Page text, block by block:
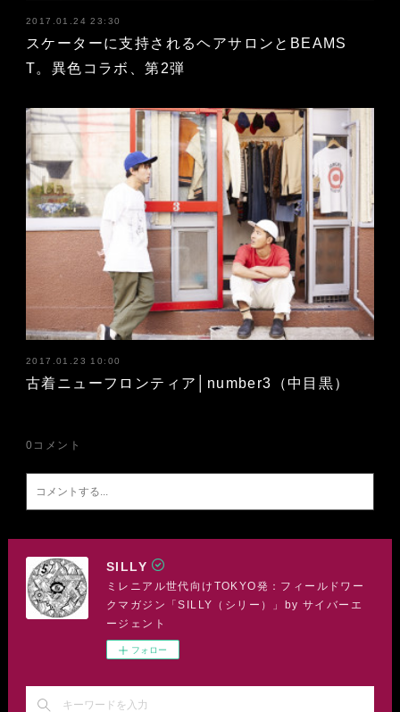
2017.01.24 23:30
スケーターに支持されるヘアサロンとBEAMS
T。異色コラボ、第2弾
2017.01.23 10:00
古着ニューフロンティア│number3（中目黒）
0 コメント
SILLY
ミレニアル世代向けTOKYO発：フィールドワー
クマガジン「SILLY（シリー）」by サイバーエ
ージェント
フォロー